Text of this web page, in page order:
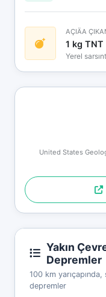
AÇIÄA
1 kg TNT
Yerel
United States
Yakın
Depremler
100 km
depremler